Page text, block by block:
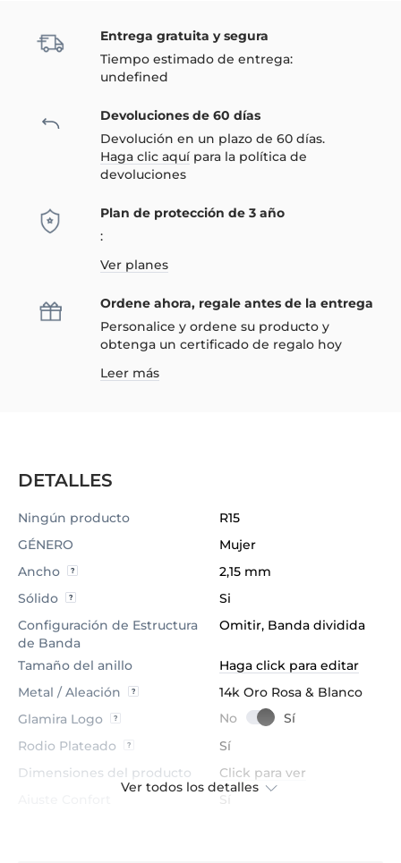
Entrega gratuita y segura
Tiempo estimado de entrega:
undefined
Devoluciones de 60 días
Devolución en un plazo de 60 días.
Haga clic aquí para la política de
devoluciones
Plan de protección de 3 año
:
Ver planes
Ordene ahora, regale antes de la entrega
Personalice y ordene su producto y
obtenga un certificado de regalo hoy
Leer más
DETALLES
Ningún producto
R15
GÉNERO
Mujer
Ancho
2,15 mm
Sólido
Si
Configuración de Estructura
de Banda
Omitir, Banda dividida
Tamaño del anillo
Haga click para editar
Metal / Aleación
14k Oro Rosa & Blanco
Glamira Logo
Rodio Plateado
Sí
Dimensiones del producto
Click para ver
Sí
Ver todos los detalles